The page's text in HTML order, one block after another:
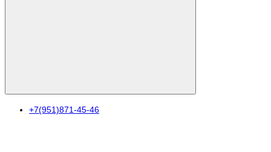
+7(951)871-45-46